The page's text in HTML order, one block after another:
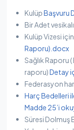
KulüpBaşvuru
Bir Adet
Kulüp Vizesi
Raporu).docx
Sağlık Raporu
raporu)Detay
Federasyon
Harç Bedelleri
Madde 25’i
Süresi Dolmuş